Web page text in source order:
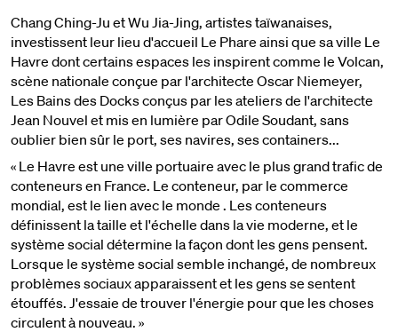
Chang Ching-Ju et Wu Jia-Jing, artistes taïwanaises,
investissent leur lieu d'accueil Le Phare ainsi que sa ville Le
Havre dont certains espaces les inspirent comme le Volcan,
scène nationale conçue par l'architecte Oscar Niemeyer,
Les Bains des Docks conçus par les ateliers de l'architecte
Jean Nouvel et mis en lumière par Odile Soudant, sans
oublier bien sûr le port, ses navires, ses containers...
« Le Havre est une ville portuaire avec le plus grand trafic de
conteneurs en France. Le conteneur, par le commerce
mondial, est le lien avec le monde . Les conteneurs
définissent la taille et l'échelle dans la vie moderne, et le
système social détermine la façon dont les gens pensent.
Lorsque le système social semble inchangé, de nombreux
problèmes sociaux apparaissent et les gens se sentent
étouffés. J'essaie de trouver l'énergie pour que les choses
circulent à nouveau. »